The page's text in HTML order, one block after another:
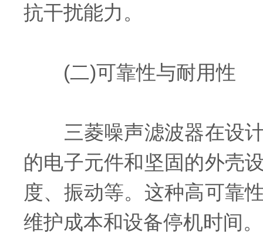
抗干扰能力。
(二)可靠性与耐用性
三菱噪声滤波器在设计
的电子元件和坚固的外壳
度、振动等。这种高可靠
维护成本和设备停机时间。